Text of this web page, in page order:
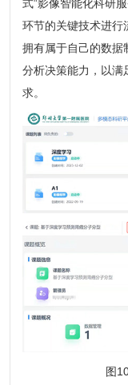
式”影像智能化科研
环节的关键技术进行
拥有属于自己的数据
分析决策能力，以满
求。
图